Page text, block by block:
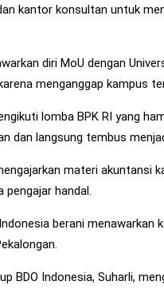
kantor konsultan untuk
diri MoU dengan
menganggap kampus
lomba BPK RI yang
dan langsung tembus
materi akuntansi
pengajar handal.
berani menawarkan
BDO Indonesia, Suharli,